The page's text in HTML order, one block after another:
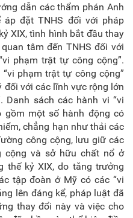
dẫn các thẩm phán Anh
đặt TNHS đối với pháp
XIX, tình hình bắt đầu thay
tâm đến TNHS đối với
phạm trật tự công cộng”.
phạm trật tự công cộng”
đối với các lĩnh vực rộng lớn
Danh sách các hành vi “vi
gồm một số hành động có
chẳng hạn như thải các
công cộng, lưu giữ các
cộng và sở hữu chất nổ ở
thế kỷ XIX, do tăng trưởng
tập đoàn ở Mỹ có các “vi
lên đáng kể, pháp luật đã
thay đổi này và việc cho